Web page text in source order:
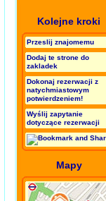
Kolejne kroki
Przeslij znajomemu
Dodaj te strone do
zakladek
Dokonaj rezerwacji z
natychmiastowym
potwierdzeniem!
Wyślij zapytanie
dotyczące rezerwacji
Mapy